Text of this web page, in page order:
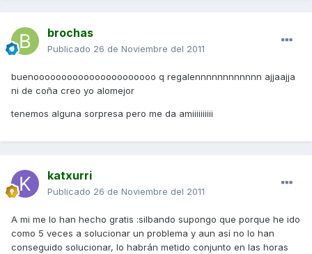
brochas
Publicado 26 de Noviembre del 2011
buenoooooooooooooooooooooo q regalennnnnnnnnnnn ajjaajja
ni de coña creo yo alomejor
tenemos alguna sorpresa pero me da amiiiiiiiiii
katxurri
Publicado 26 de Noviembre del 2011
A mi me lo han hecho gratis :silbando supongo que porque he ido
como 5 veces a solucionar un problema y aun así no lo han
conseguido solucionar, lo habrán metido conjunto en las horas